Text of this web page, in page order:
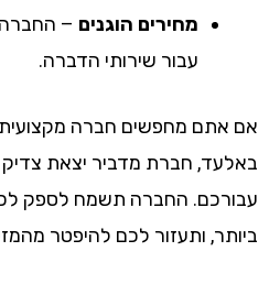
מחירים הוגנים – החברה
עבור שירותי הדברה.
אם אתם מחפשים חברה מקצועית
באלעד, חברת מדביר יצאת צדיק
עבורכם. החברה תשמח לספק
ביותר, ותעזור לכם להיפטר